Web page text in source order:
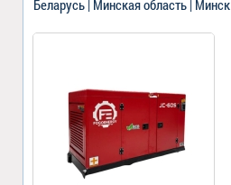
Беларусь | Минская область | Минск